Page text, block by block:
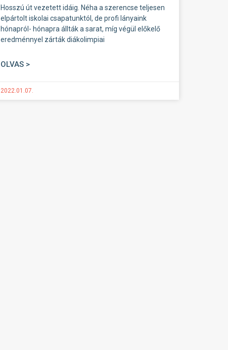
Hosszú út vezetett idáig. Néha a szerencse teljesen
elpártolt iskolai csapatunktól, de profi lányaink
hónapról- hónapra állták a sarat, míg végül előkelő
eredménnyel zárták diákolimpiai
OLVAS >
2022.01.07.